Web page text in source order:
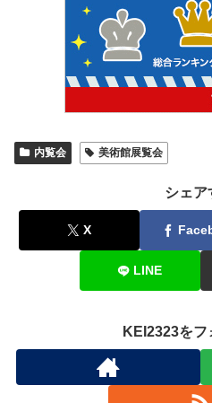
内覧会 美術館展覧会
シェア
X
LINE
KEI2323をフ